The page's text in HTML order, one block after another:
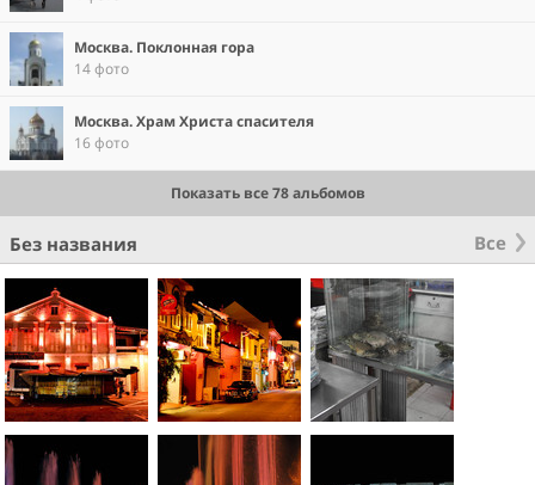
Москва. Поклонная гора
14 фото
Москва. Храм Христа спасителя
16 фото
Показать все 78 альбомов
Без названия Все